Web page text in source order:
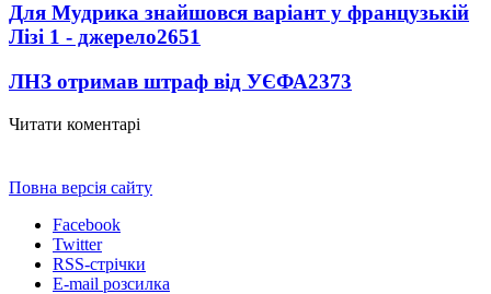
Для Мудрика знайшовся варіант у французькій
Лізі 1 - джерело2651
ЛНЗ отримав штраф від УЄФА2373
Читати коментарі
Повна версія сайту
Facebook
Twitter
RSS-стрічки
E-mail розсилка